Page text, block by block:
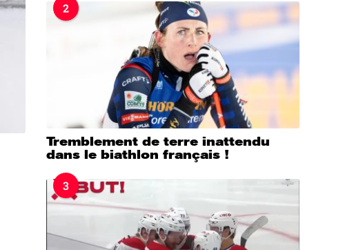
2
Tremblement de terre inattendu
dans le biathlon français !
3